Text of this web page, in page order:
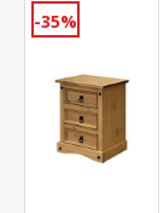
-35%